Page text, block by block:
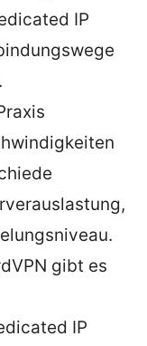
IP
gibt es
IP